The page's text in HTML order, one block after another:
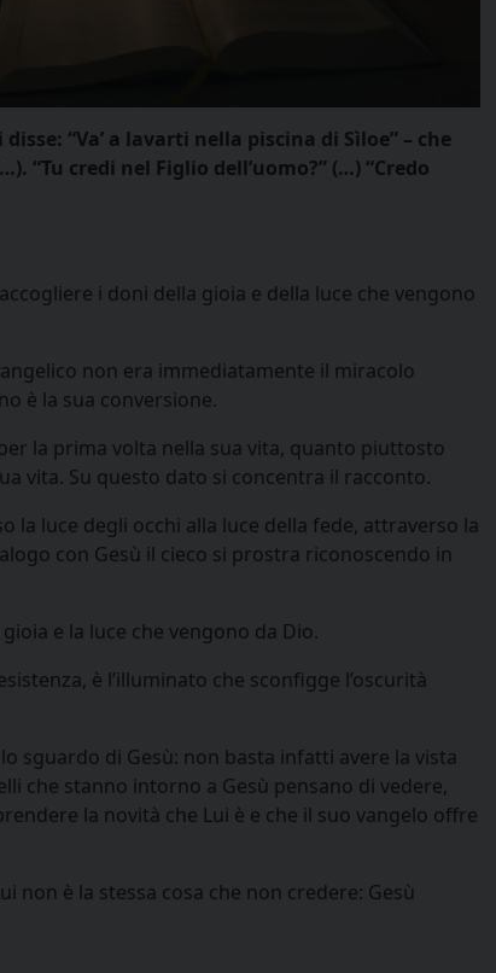
“Va’ a lavarti nella piscina di Sìloe” – che
“Tu credi nel Figlio dell’uomo?” (…) “Credo
i doni della gioia e della luce che vengono
non era immediatamente il miracolo
è la sua conversione.
la prima volta nella sua vita, quanto piuttosto
vita. Su questo dato si concentra il racconto.
luce degli occhi alla luce della fede, attraverso la
con Gesù il cieco si prostra riconoscendo in
e la luce che vengono da Dio.
è l’illuminato che sconfigge l’oscurità
sguardo di Gesù: non basta infatti avere la vista
che stanno intorno a Gesù pensano di vedere,
la novità che Lui è e che il suo vangelo offre
non è la stessa cosa che non credere: Gesù